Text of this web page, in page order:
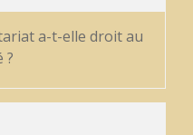
a-t-elle droit au
?